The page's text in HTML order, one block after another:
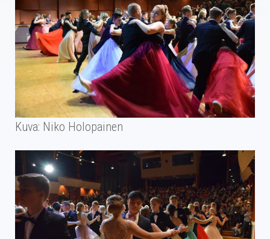
Kuva: Niko Holopainen